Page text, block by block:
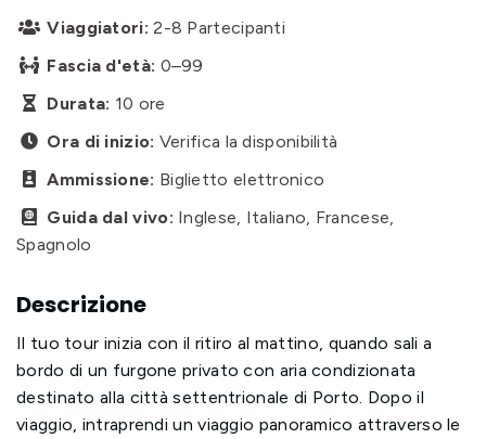
 Viaggiatori:2-8 Partecipanti
 Fascia d'età: 0–99
 Durata: 10 ore
 Ora di inizio: Verifica la disponibilità
 Ammissione: Biglietto elettronico
 Guida dal vivo: Inglese, Italiano, Francese,
Spagnolo
Descrizione
Il tuo tour inizia con il ritiro al mattino, quando sali a
bordo di un furgone privato con aria condizionata
destinato alla città settentrionale di Porto. Dopo il
viaggio, intraprendi un viaggio panoramico attraverso le